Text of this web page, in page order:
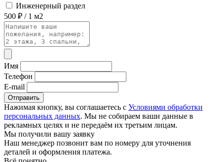
Инженерный раздел
500 ₽ / 1 м2
Имя
Телефон
E-mail
Отправить
Нажимая кнопку, вы соглашаетесь с Условиями обработки
персональных данных. Мы не собираем ваши данные в
рекламных целях и не передаём их третьим лицам.
Мы получили вашу заявку
Наш менеджер позвонит вам по номеру для уточнения
деталей и оформления платежа.